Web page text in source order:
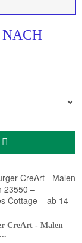
CreArt - Malen